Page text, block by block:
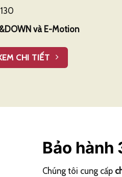
và E-Motion
CHI TIẾT
Bảo hành
Chúng tôi cung cấp